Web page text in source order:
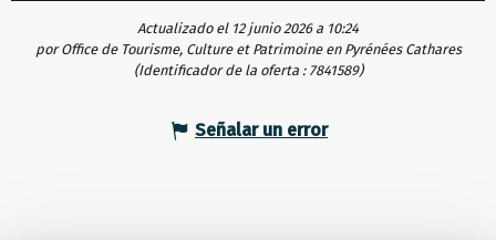
Actualizado el 12 junio 2026 a 10:24
por Office de Tourisme, Culture et Patrimoine en Pyrénées Cathares
(Identificador de la oferta : 7841589)
Señalar un error